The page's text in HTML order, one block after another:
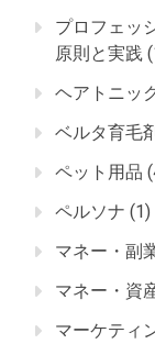
プロフェッ
原則と実践
ヘアトニッ
ベルタ育毛
ペット用品
ペルソナ (1)
マネー・副
マネー・資
マーケティ